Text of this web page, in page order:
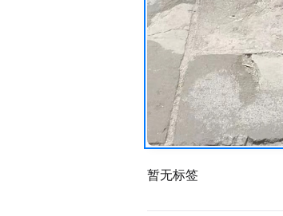
暂无标签